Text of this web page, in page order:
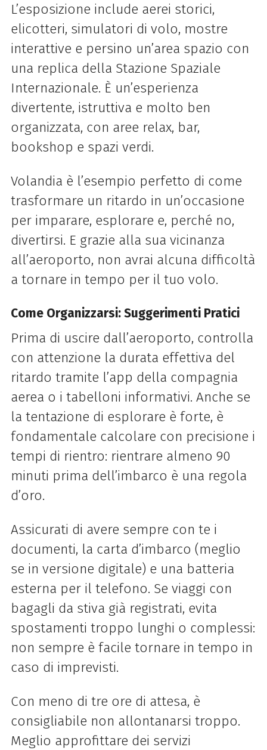
L’esposizione include aerei storici,
elicotteri, simulatori di volo, mostre
interattive e persino un’area spazio con
una replica della Stazione Spaziale
Internazionale. È un’esperienza
divertente, istruttiva e molto ben
organizzata, con aree relax, bar,
bookshop e spazi verdi.
Volandia è l’esempio perfetto di come
trasformare un ritardo in un’occasione
per imparare, esplorare e, perché no,
divertirsi. E grazie alla sua vicinanza
all’aeroporto, non avrai alcuna difficoltà
a tornare in tempo per il tuo volo.
Come Organizzarsi: Suggerimenti Pratici
Prima di uscire dall’aeroporto, controlla
con attenzione la durata effettiva del
ritardo tramite l’app della compagnia
aerea o i tabelloni informativi. Anche se
la tentazione di esplorare è forte, è
fondamentale calcolare con precisione i
tempi di rientro: rientrare almeno 90
minuti prima dell’imbarco è una regola
d’oro.
Assicurati di avere sempre con te i
documenti, la carta d’imbarco (meglio
se in versione digitale) e una batteria
esterna per il telefono. Se viaggi con
bagagli da stiva già registrati, evita
spostamenti troppo lunghi o complessi:
non sempre è facile tornare in tempo in
caso di imprevisti.
Con meno di tre ore di attesa, è
consigliabile non allontanarsi troppo.
Meglio approfittare dei servizi